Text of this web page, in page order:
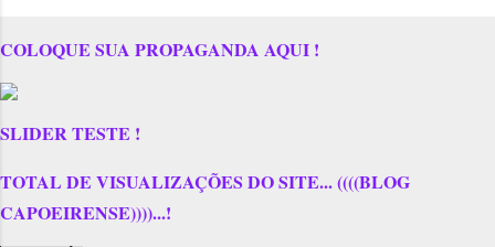
COLOQUE SUA PROPAGANDA AQUI !
SLIDER TESTE !
TOTAL DE VISUALIZAÇÕES DO SITE... ((((BLOG
CAPOEIRENSE))))...!